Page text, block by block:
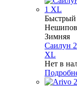
Быстрый
Зимняя
Саилун
XL
Нет в